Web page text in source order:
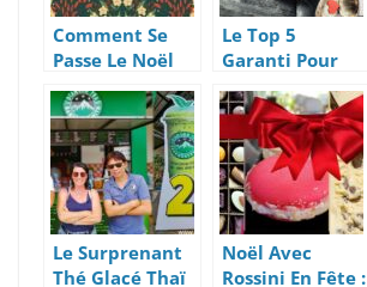
Comment Se
Passe Le Noël
2022 à Koh
Samui,
Thaïlande
Le Top 5
Garanti Pour
Une Saint-
Valentin 2021
Réussie
Le Surprenant
Thé Glacé Thaï
Noël Avec
Rossini En Fête :